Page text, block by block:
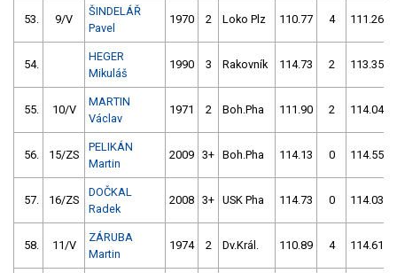
53. 9/V
ŠINDELÁŘ
Pavel
1970 2 Loko Plz 110.77 4 111.26
54.
HEGER
Mikuláš
1990 3 Rakovník 114.73 2 113.35
55. 10/V
MARTIN
Václav
1971 2 Boh.Pha 111.90 2 114.04
56. 15/ZS
PELIKÁN
Martin
2009 3+ Boh.Pha 114.13 0 114.55
57. 16/ZS
DOČKAL
Radek
2008 3+ USK Pha 114.73 0 114.03
58. 11/V
ZÁRUBA
Martin
1974 2 Dv.Král. 110.89 4 114.61